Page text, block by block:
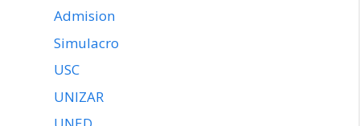
Admision
Simulacro
USC
UNIZAR